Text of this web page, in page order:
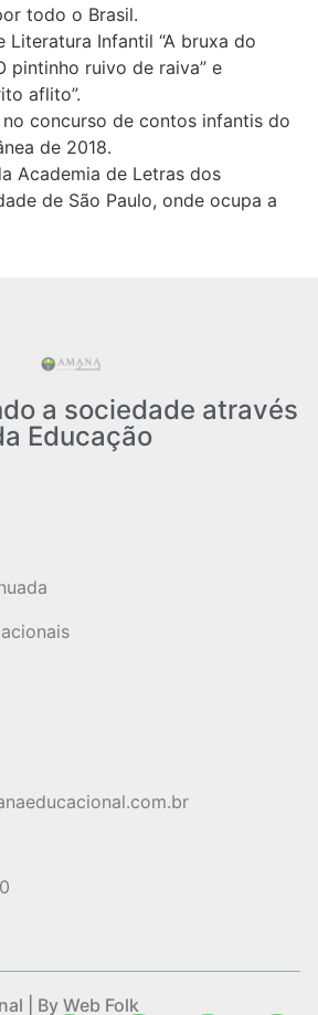
todo o Brasil.
Literatura Infantil “A bruxa do
pintinho ruivo de raiva” e
aflito”.
concurso de contos infantis do
de 2018.
Academia de Letras dos
de São Paulo, onde ocupa a
a sociedade através
Educação
| By Web Folk